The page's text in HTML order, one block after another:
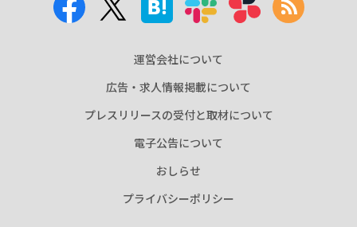
運営会社について
広告・求人情報掲載について
プレスリリースの受付と取材について
電子公告について
おしらせ
プライバシーポリシー